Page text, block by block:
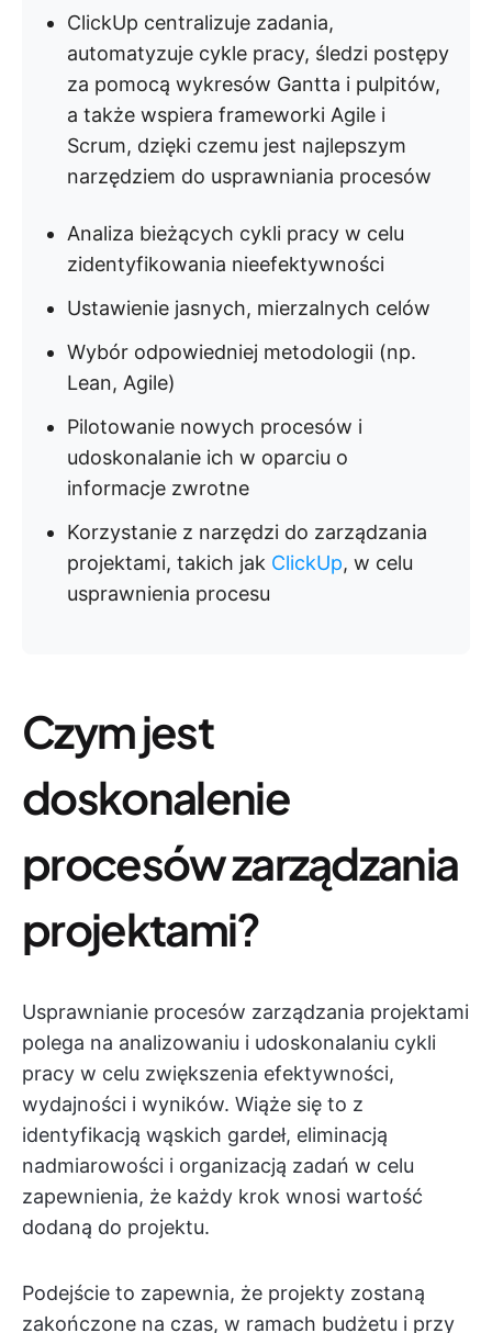
ClickUp centralizuje zadania,
automatyzuje cykle pracy, śledzi postępy
za pomocą wykresów Gantta i pulpitów,
a także wspiera frameworki Agile i
Scrum, dzięki czemu jest najlepszym
narzędziem do usprawniania procesów
Analiza bieżących cykli pracy w celu
zidentyfikowania nieefektywności
Ustawienie jasnych, mierzalnych celów
Wybór odpowiedniej metodologii (np.
Lean, Agile)
Pilotowanie nowych procesów i
udoskonalanie ich w oparciu o
informacje zwrotne
Korzystanie z narzędzi do zarządzania
projektami, takich jak ClickUp, w celu
usprawnienia procesu
Czym jest
doskonalenie
procesów zarządzania
projektami?
Usprawnianie procesów zarządzania projektami
polega na analizowaniu i udoskonalaniu cykli
pracy w celu zwiększenia efektywności,
wydajności i wyników. Wiąże się to z
identyfikacją wąskich gardeł, eliminacją
nadmiarowości i organizacją zadań w celu
zapewnienia, że każdy krok wnosi wartość
dodaną do projektu.
Podejście to zapewnia, że projekty zostaną
zakończone na czas, w ramach budżetu i przy